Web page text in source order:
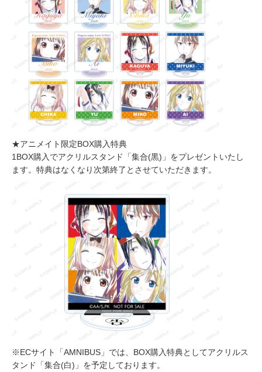
★アニメイト限定BOX購入特典
1BOX購入でアクリルスタンド「集合(黒)」をプレゼントいたし
ます。特典はなくなり次第終了とさせていただきます。
※ECサイト「AMNIBUS」では、BOX購入特典としてアクリルス
タンド「集合(白)」を予定しております。